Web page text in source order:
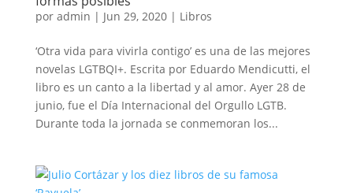
por admin | Jun 29, 2020| Libros
‘Otra vida para vivirla contigo’ es una de las mejores
novelas LGTBQI+. Escrita por Eduardo Mendicutti, el
libro es un canto a la libertad y al amor. Ayer 28 de
junio, fue el Día Internacional del Orgullo LGTB.
Durante toda la jornada se conmemoran los...